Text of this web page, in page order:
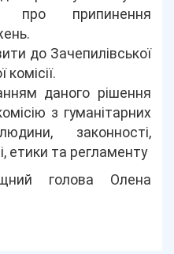
про припинення
до Зачепилівської
даного рішення
з гуманітарних
законності,
етики та регламенту
голова Олена